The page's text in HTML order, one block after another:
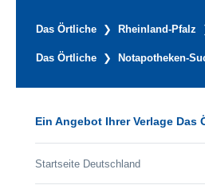
Das Örtliche Rheinland-Pfalz
Das Örtliche Notapotheken-
Ein Angebot Ihrer Verlage Das
Startseite Deutschland